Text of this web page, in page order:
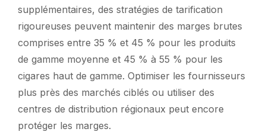
supplémentaires, des stratégies de tarification
rigoureuses peuvent maintenir des marges brutes
comprises entre 35 % et 45 % pour les produits
de gamme moyenne et 45 % à 55 % pour les
cigares haut de gamme. Optimiser les fournisseurs
plus près des marchés ciblés ou utiliser des
centres de distribution régionaux peut encore
protéger les marges.